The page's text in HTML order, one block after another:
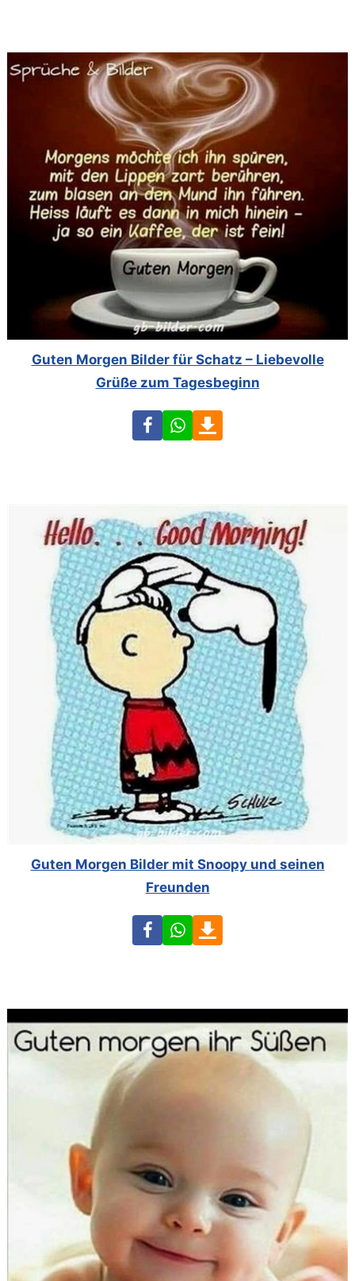
Guten Morgen Bilder für Schatz – Liebevolle
Grüße zum Tagesbeginn
FacebookWhatsApp
Guten Morgen Bilder mit Snoopy und seinen
Freunden
FacebookWhatsApp